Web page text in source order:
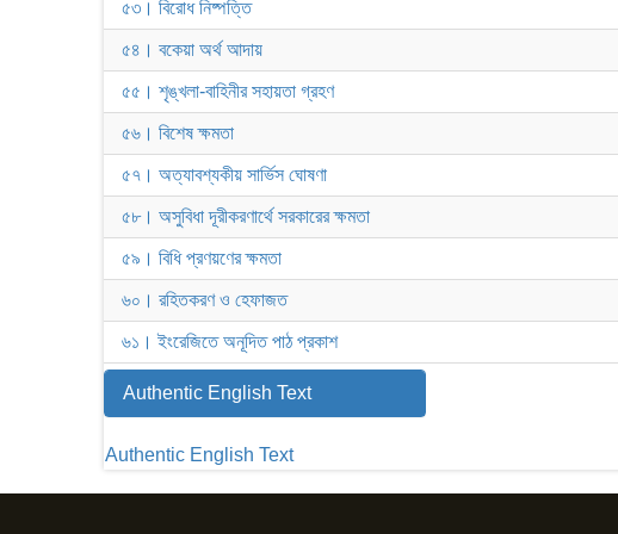
৫৩। বিরোধ নিষ্পত্তি
৫৪। বকেয়া অর্থ আদায়
৫৫। শৃঙ্খলা-বাহিনীর সহায়তা গ্রহণ
৫৬। বিশেষ ক্ষমতা
৫৭। অত্যাবশ্যকীয় সার্ভিস ঘোষণা
৫৮। অসুবিধা দূরীকরণার্থে সরকারের ক্ষমতা
৫৯। বিধি প্রণয়ণের ক্ষমতা
৬০। রহিতকরণ ও হেফাজত
৬১। ইংরেজিতে অনূদিত পাঠ প্রকাশ
Authentic English Text
Authentic English Text